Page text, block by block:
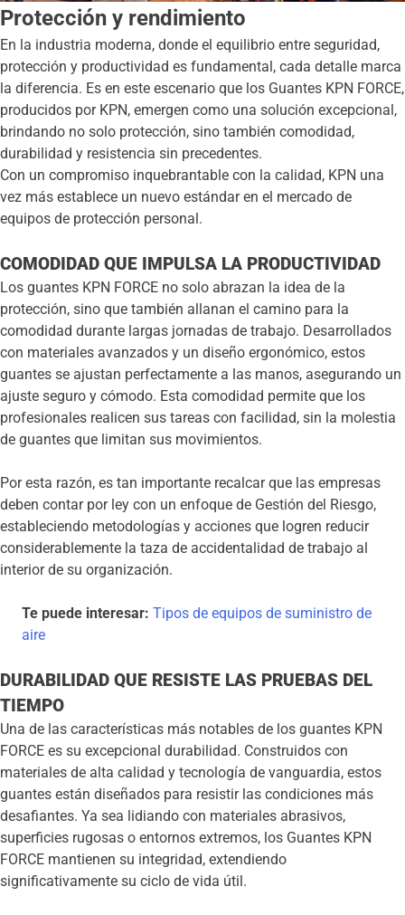
Protección y rendimiento
En la industria moderna, donde el equilibrio entre seguridad,
protección y productividad es fundamental, cada detalle marca
la diferencia. Es en este escenario que los Guantes KPN FORCE,
producidos por KPN, emergen como una solución excepcional,
brindando no solo protección, sino también comodidad,
durabilidad y resistencia sin precedentes.
Con un compromiso inquebrantable con la calidad, KPN una
vez más establece un nuevo estándar en el mercado de
equipos de protección personal.
COMODIDAD QUE IMPULSA LA PRODUCTIVIDAD
Los guantes KPN FORCE no solo abrazan la idea de la
protección, sino que también allanan el camino para la
comodidad durante largas jornadas de trabajo. Desarrollados
con materiales avanzados y un diseño ergonómico, estos
guantes se ajustan perfectamente a las manos, asegurando un
ajuste seguro y cómodo. Esta comodidad permite que los
profesionales realicen sus tareas con facilidad, sin la molestia
de guantes que limitan sus movimientos.
Por esta razón, es tan importante recalcar que las empresas
deben contar por ley con un enfoque de Gestión del Riesgo,
estableciendo metodologías y acciones que logren reducir
considerablemente la taza de accidentalidad de trabajo al
interior de su organización.
Te puede interesar: Tipos de equipos de suministro de
aire
DURABILIDAD QUE RESISTE LAS PRUEBAS DEL
TIEMPO
Una de las características más notables de los guantes KPN
FORCE es su excepcional durabilidad. Construidos con
materiales de alta calidad y tecnología de vanguardia, estos
guantes están diseñados para resistir las condiciones más
desafiantes. Ya sea lidiando con materiales abrasivos,
superficies rugosas o entornos extremos, los Guantes KPN
FORCE mantienen su integridad, extendiendo
significativamente su ciclo de vida útil.